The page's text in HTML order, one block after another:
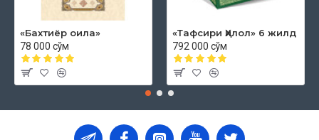
«Бахтиёр оила»
78 000 сўм
«Тафсири Ҳилол» 6 жилд
792 000 сўм